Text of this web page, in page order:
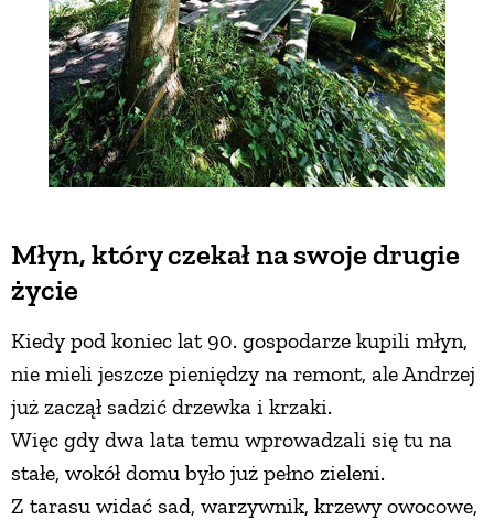
Młyn, który czekał na swoje drugie
życie
Kiedy pod koniec lat 90. gospodarze kupili młyn,
nie mieli jeszcze pieniędzy na remont, ale Andrzej
już zaczął sadzić drzewka i krzaki.
Więc gdy dwa lata temu wprowadzali się tu na
stałe, wokół domu było już pełno zieleni.
Z tarasu widać sad, warzywnik, krzewy owocowe,